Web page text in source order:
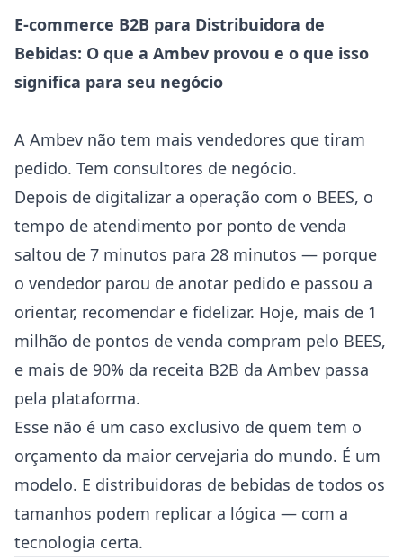
E-commerce B2B para Distribuidora de
Bebidas: O que a Ambev provou e o que isso
significa para seu negócio
A Ambev não tem mais vendedores que tiram
pedido. Tem consultores de negócio.
Depois de digitalizar a operação com o BEES, o
tempo de atendimento por ponto de venda
saltou de 7 minutos para 28 minutos — porque
o vendedor parou de anotar pedido e passou a
orientar, recomendar e fidelizar. Hoje, mais de 1
milhão de pontos de venda compram pelo BEES,
e mais de 90% da receita B2B da Ambev passa
pela plataforma.
Esse não é um caso exclusivo de quem tem o
orçamento da maior cervejaria do mundo. É um
modelo. E distribuidoras de bebidas de todos os
tamanhos podem replicar a lógica — com a
tecnologia certa.